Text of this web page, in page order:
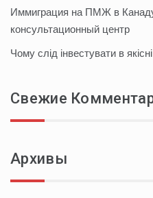
Иммиграция на ПМЖ в
консультационный центр
Чому слід інвестувати в
Свежие
Архивы